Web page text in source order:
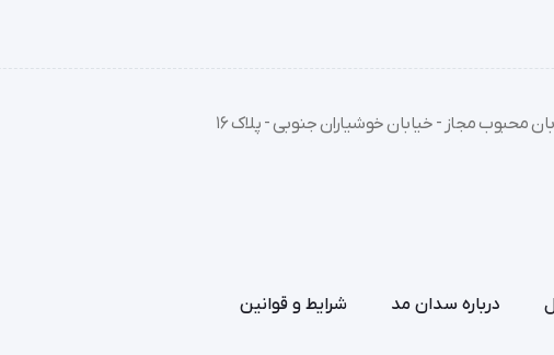
محبوب مجاز - خیابان خوشیاران جنوبی - پلاک 16
درباره سدان مد شرایط و قوانین